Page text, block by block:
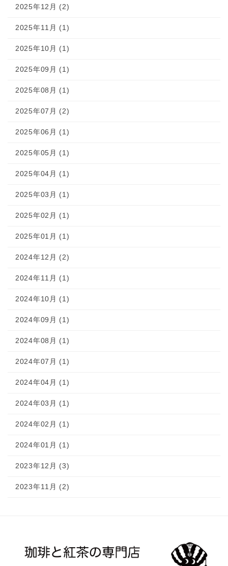
2025年12月 (2)
2025年11月 (1)
2025年10月 (1)
2025年09月 (1)
2025年08月 (1)
2025年07月 (2)
2025年06月 (1)
2025年05月 (1)
2025年04月 (1)
2025年03月 (1)
2025年02月 (1)
2025年01月 (1)
2024年12月 (2)
2024年11月 (1)
2024年10月 (1)
2024年09月 (1)
2024年08月 (1)
2024年07月 (1)
2024年04月 (1)
2024年03月 (1)
2024年02月 (1)
2024年01月 (1)
2023年12月 (3)
2023年11月 (2)